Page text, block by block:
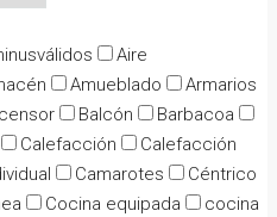
Aire
Amueblado
Armarios
Balcón
Barbacoa
Calefacción
Calefacción
Camarotes
Céntrico
Cocina equipada
cocina